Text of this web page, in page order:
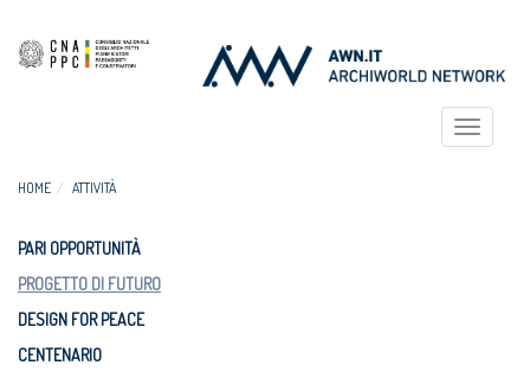
Toggle
HOME ATTIVITÀ
PARI OPPORTUNITÀ
PROGETTO DI FUTURO
DESIGN FOR PEACE
CENTENARIO